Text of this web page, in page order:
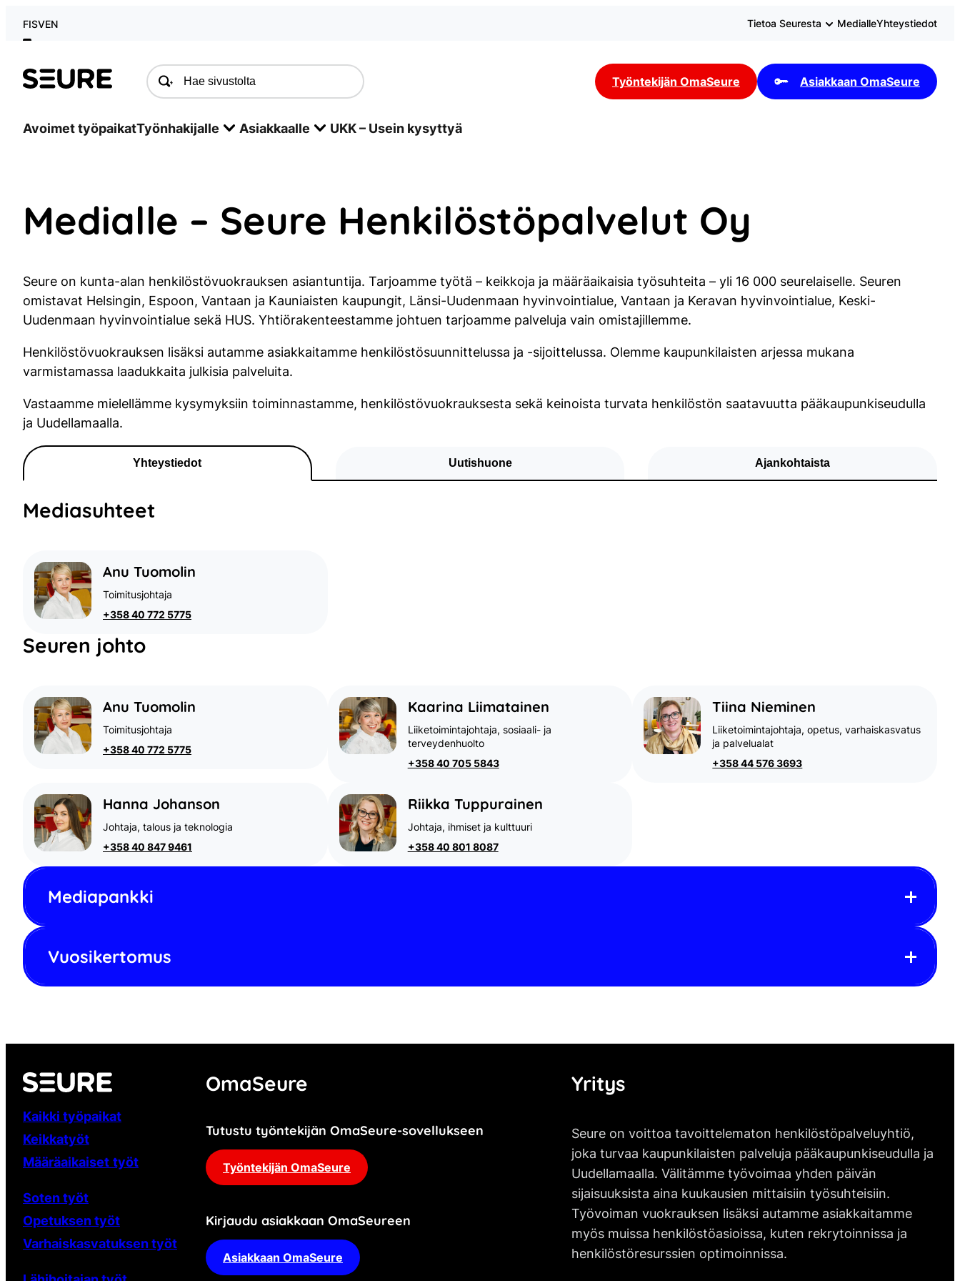
FISVEN Tietoa Seuresta MedialleYhteystiedot
Seure Työntekijän OmaSeure Asiakkaan OmaSeure
Avoimet työpaikatTyönhakijalle Asiakkaalle UKK – Usein kysyttyä
Medialle – Seure Henkilöstöpalvelut Oy
Seure on kunta-alan henkilöstövuokrauksen asiantuntija. Tarjoamme työtä – keikkoja ja määräaikaisia työsuhteita – yli 16 000 seurelaiselle. Seuren
omistavat Helsingin, Espoon, Vantaan ja Kauniaisten kaupungit, Länsi-Uudenmaan hyvinvointialue, Vantaan ja Keravan hyvinvointialue, Keski-
Uudenmaan hyvinvointialue sekä HUS. Yhtiörakenteestamme johtuen tarjoamme palveluja vain omistajillemme.
Henkilöstövuokrauksen lisäksi autamme asiakkaitamme henkilöstösuunnittelussa ja -sijoittelussa. Olemme kaupunkilaisten arjessa mukana
varmistamassa laadukkaita julkisia palveluita.
Vastaamme mielellämme kysymyksiin toiminnastamme, henkilöstövuokrauksesta sekä keinoista turvata henkilöstön saatavuutta pääkaupunkiseudulla
ja Uudellamaalla.
Yhteystiedot Uutishuone Ajankohtaista
Mediasuhteet
Anu Tuomolin
Toimitusjohtaja
+358 40 772 5775
Seuren johto
Anu Tuomolin
Toimitusjohtaja
+358 40 772 5775
Kaarina Liimatainen
Liiketoimintajohtaja, sosiaali- ja
terveydenhuolto
+358 40 705 5843
Tiina Nieminen
Liiketoimintajohtaja, opetus, varhaiskasvatus
ja palvelualat
+358 44 576 3693
Hanna Johanson
Johtaja, talous ja teknologia
+358 40 847 9461
Riikka Tuppurainen
Johtaja, ihmiset ja kulttuuri
+358 40 801 8087
Mediapankki
Vuosikertomus
Kaikki työpaikat
Keikkatyöt
Määräaikaiset työt
Soten työt
Opetuksen työt
Varhaiskasvatuksen työt
OmaSeure
Tutustu työntekijän OmaSeure-sovellukseen
Työntekijän OmaSeure
Kirjaudu asiakkaan OmaSeureen
Asiakkaan OmaSeure
Yritys
Seure on voittoa tavoittelematon henkilöstöpalveluyhtiö,
joka turvaa kaupunkilaisten palveluja pääkaupunkiseudulla ja
Uudellamaalla. Välitämme työvoimaa yhden päivän
sijaisuuksista aina kuukausien mittaisiin työsuhteisiin.
Työvoiman vuokrauksen lisäksi autamme asiakkaitamme
myös muissa henkilöstöasioissa, kuten rekrytoinnissa ja
henkilöstöresurssien optimoinnissa.